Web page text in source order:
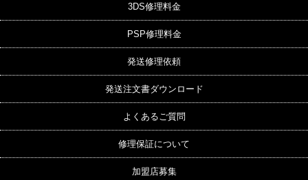
3DS修理料金
PSP修理料金
発送修理依頼
発送注文書ダウンロード
よくあるご質問
修理保証について
加盟店募集